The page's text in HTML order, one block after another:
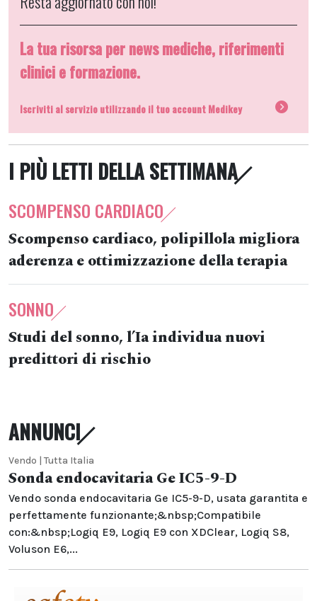
La tua risorsa per news mediche, riferimenti
clinici e formazione.
Iscriviti al servizio utilizzando il tuo account Medikey
I PIÙ LETTI DELLA SETTIMANA
SCOMPENSO CARDIACO
Scompenso cardiaco, polipillola migliora
aderenza e ottimizzazione della terapia
SONNO
Studi del sonno, l’Ia individua nuovi
predittori di rischio
ANNUNCI
Vendo | Tutta Italia
Sonda endocavitaria Ge IC5-9-D
Vendo sonda endocavitaria Ge IC5-9-D, usata garantita e
perfettamente funzionante;&nbsp;Compatibile
con:&nbsp;Logiq E9, Logiq E9 con XDClear, Logiq S8,
Voluson E6,...